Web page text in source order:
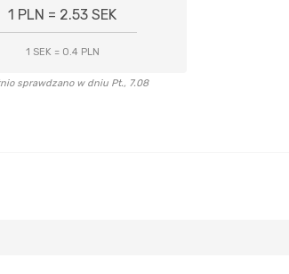
1 PLN = 2.53 SEK
1 SEK = 0.4 PLN
sprawdzano w dniu Pt., 7.08